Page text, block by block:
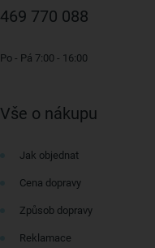
469 770 088
Po - Pá 7:00 - 16:00
Vše o nákupu
Jak objednat
Cena dopravy
Způsob dopravy
Reklamace